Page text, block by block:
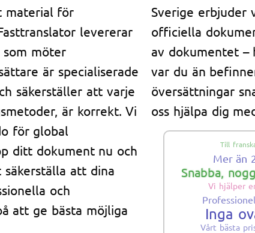
material för
levererar
som möter
är specialiserade
säkerställer att varje
är korrekt. Vi
för global
ditt dokument nu och
att dina
och
att ge bästa möjliga
Sverige erbjuder
officiella
av dokumentet –
var du än
översättningar
oss hjälpa dig
Till
Mer än
Snabba,
Vi hjälper
Inga
Vårt bästa